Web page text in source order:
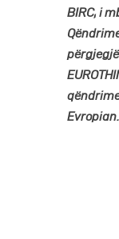
BIRC, i
Evropian.